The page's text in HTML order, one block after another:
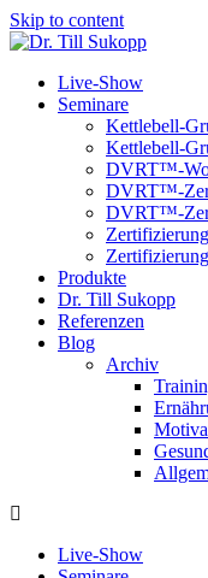
Skip to content
Live-Show
Seminare
Kettlebell-
Kettlebell-
DVRT™-
DVRT™-
DVRT™-
Produkte
Dr. Till Sukopp
Referenzen
Blog
Archiv
Live-Show